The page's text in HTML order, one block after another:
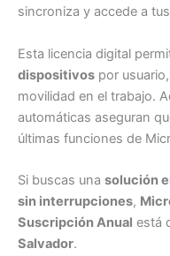
sincroniza y accede a
Esta licencia digital
dispositivos por
movilidad en el trabajo.
automáticas aseguran
últimas funciones de
Si buscas una solución
sin interrupciones,
Suscripción Anual está
Salvador.